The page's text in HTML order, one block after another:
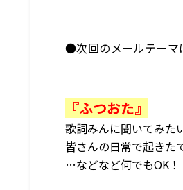
●次回のメールテーマ
『ふつおた』
歌詞みんに聞いてみた
皆さんの日常で起きた
…などなど何でもOK！